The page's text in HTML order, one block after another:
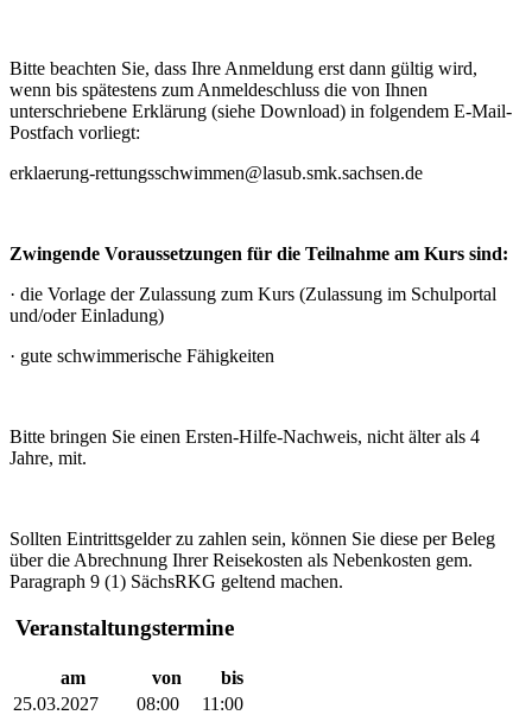
Bitte beachten Sie, dass Ihre Anmeldung erst dann gültig wird,
wenn bis spätestens zum Anmeldeschluss die von Ihnen
unterschriebene Erklärung (siehe Download) in folgendem E-Mail-
Postfach vorliegt:
erklaerung-rettungsschwimmen@lasub.smk.sachsen.de
Zwingende Voraussetzungen für die Teilnahme am Kurs sind:
· die Vorlage der Zulassung zum Kurs (Zulassung im Schulportal
und/oder Einladung)
· gute schwimmerische Fähigkeiten
Bitte bringen Sie einen Ersten-Hilfe-Nachweis, nicht älter als 4
Jahre, mit.
Sollten Eintrittsgelder zu zahlen sein, können Sie diese per Beleg
über die Abrechnung Ihrer Reisekosten als Nebenkosten gem.
Paragraph 9 (1) SächsRKG geltend machen.
Veranstaltungstermine
am von
bis
25.03.2027
08:00
11:00